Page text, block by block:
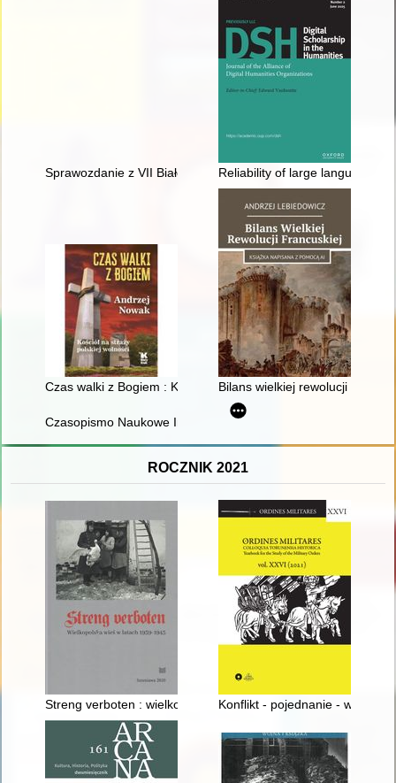
Sprawozdanie z VII Białostockiej Letniej Szkoły Historii
Reliability of large language
Czas walki z Bogiem : Kościół na straży polskiej wolności
Bilans wielkiej rewolucji
Czasopismo Naukowe Instytutu Studiów Kobiecych. 2025, [nr]
ROCZNIK 2021
Streng verboten : wielkopolska wieś w latach 1939-1945
Konflikt - pojednanie -